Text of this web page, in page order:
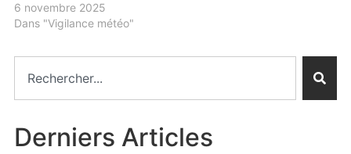
6 novembre 2025
Dans "Vigilance météo"
Derniers Articles